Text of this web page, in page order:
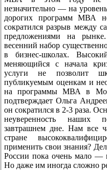
незначительно — на
дорогих программ МВА
сократился разрыв между
предложениями на
весенний набор
в бизнес-школах.
меняющийся с начала
услуги не позволит
публикуемым оценкам и
на программы МВА в
подтверждает Ольга
он сократился в 2-3 раза.
неуверенность наших
завтрашнем дне. Нам все
стране
применить свои знания?
России пока очень мало —
Но даже им иногда сложно